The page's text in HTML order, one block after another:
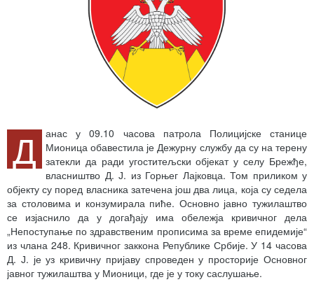
Д
анас у 09.10 часова патрола Полицијске станице
Мионица обавестила је Дежурну службу да су на терену
затекли да ради угоститељски објекат у селу Брежђе,
власништво Д. Ј. из Горњег Лајковца. Том приликом у
објекту су поред власника затечена још два лица, која су седела
за столовима и конзумирала пиће. Основно јавно тужилаштво
се изјаснило да у догађају има обележја кривичног дела
„Непоступање по здравственим прописима за време епидемије“
из члана 248. Кривичног заккона Републике Србије. У 14 часова
Д. Ј. је уз кривичну пријаву спроведен у просторије Основног
јавног тужилаштва у Мионици, где је у току саслушање.